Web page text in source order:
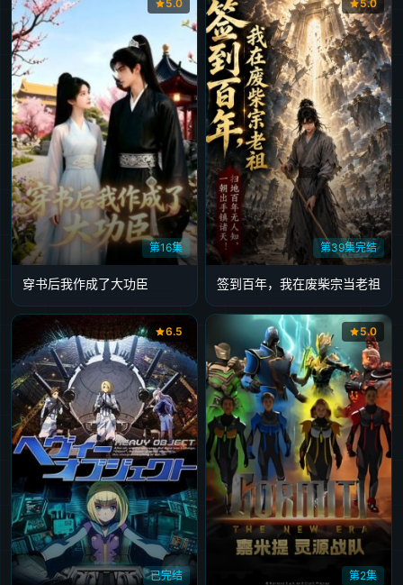
第16集
5.0
穿书后我作成了大功臣
第39集完结
5.0
签到百年，我在废柴宗当老祖
已完结
6.5
第2集
5.0